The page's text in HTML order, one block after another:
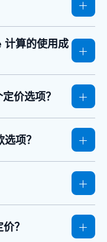
计算的使用成
价选项？
项？
？